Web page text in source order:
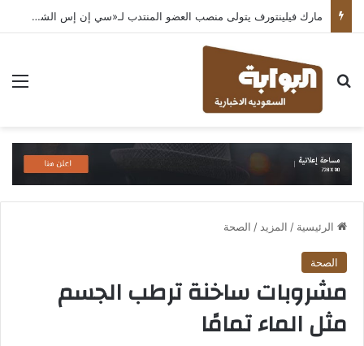
مارك فيلينتورف يتولى منصب العضو المنتدب لـ«سي إن إس الشرق الأوسط» ويشرف على شركات قطاع التكنولوجيا ضمن مجموعة غباش
بحث عن
الرئيسية / المزيد / الصحة
الصحة
مشروبات ساخنة ترطب الجسم
مثل الماء تمامًا